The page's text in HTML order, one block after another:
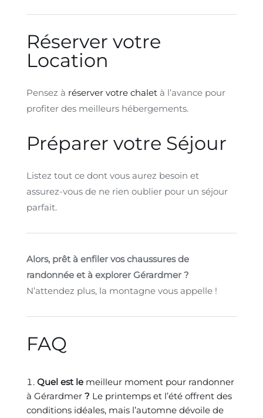
Réserver votre
Location
Pensez à réserver votre chalet à l’avance pour
profiter des meilleurs hébergements.
Préparer votre Séjour
Listez tout ce dont vous aurez besoin et
assurez-vous de ne rien oublier pour un séjour
parfait.
Alors, prêt à enfiler vos chaussures de
randonnée et à explorer Gérardmer ?
N’attendez plus, la montagne vous appelle !
FAQ
Quel est le meilleur moment pour randonner
à Gérardmer ? Le printemps et l’été offrent des
conditions idéales, mais l’automne dévoile de